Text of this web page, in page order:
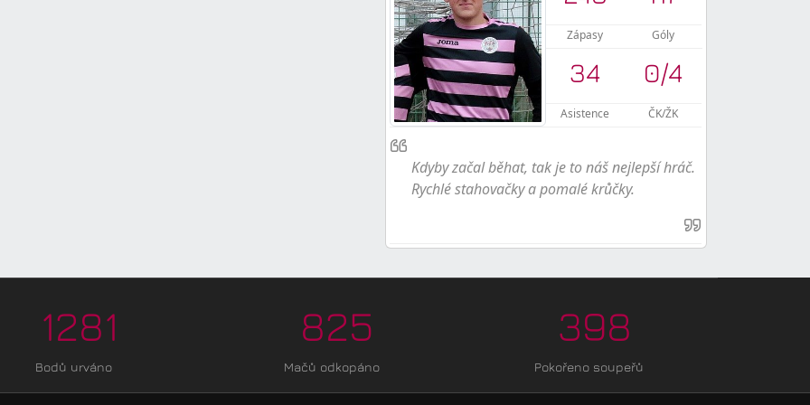
Zápasy Góly
34 0/4
Asistence ČK/ŽK
Kdyby začal běhat, tak je to náš nejlepší hráč.
Rychlé stahovačky a pomalé krůčky.
1281
Bodů urváno
825
Mačů odkopáno
398
Pokořeno soupeřů